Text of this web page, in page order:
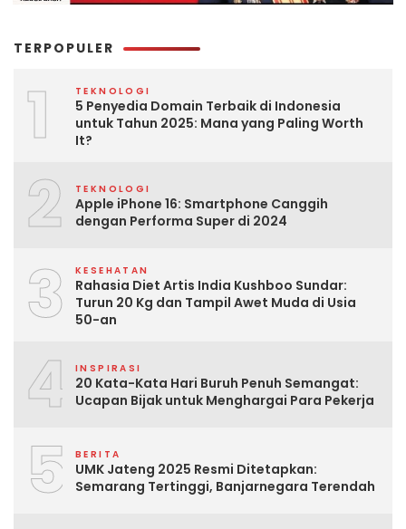
TERPOPULER
1 TEKNOLOGI
5 Penyedia Domain Terbaik di Indonesia
untuk Tahun 2025: Mana yang Paling Worth
It?
2 TEKNOLOGI
Apple iPhone 16: Smartphone Canggih
dengan Performa Super di 2024
3 KESEHATAN
Rahasia Diet Artis India Kushboo Sundar:
Turun 20 Kg dan Tampil Awet Muda di Usia
50-an
4 INSPIRASI
20 Kata-Kata Hari Buruh Penuh Semangat:
Ucapan Bijak untuk Menghargai Para Pekerja
5 BERITA
UMK Jateng 2025 Resmi Ditetapkan:
Semarang Tertinggi, Banjarnegara Terendah